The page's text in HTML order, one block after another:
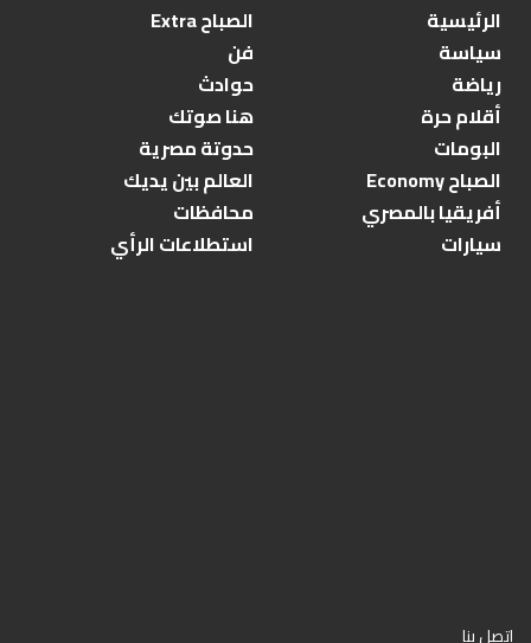
الرئيسية
الصباح Extra
سياسة
فن
رياضة
حوادث
أقلام حرة
هنا صوتك
البومات
حدوتة مصرية
الصباح Economy
العالم بين يديك
أفريقيا بالمصري
محافظات
سيارات
استطلاعات الرأي
اتصل بنا